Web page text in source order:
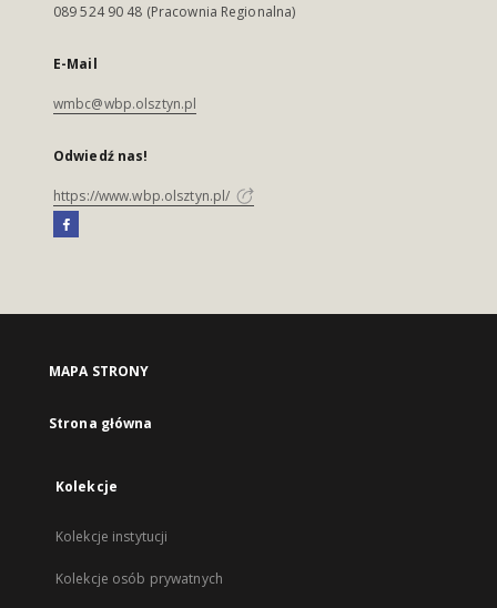
089 524 90 48 (Pracownia Regionalna)
E-Mail
wmbc@wbp.olsztyn.pl
Odwiedź nas!
https://www.wbp.olsztyn.pl/
MAPA STRONY
Strona główna
Kolekcje
Kolekcje instytucji
Kolekcje osób prywatnych